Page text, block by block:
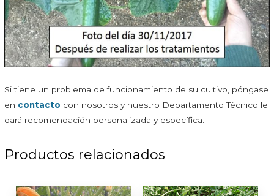
Si tiene un problema de funcionamiento de su cultivo, póngase
en contacto con nosotros y nuestro Departamento Técnico le
dará recomendación personalizada y específica.
Productos relacionados